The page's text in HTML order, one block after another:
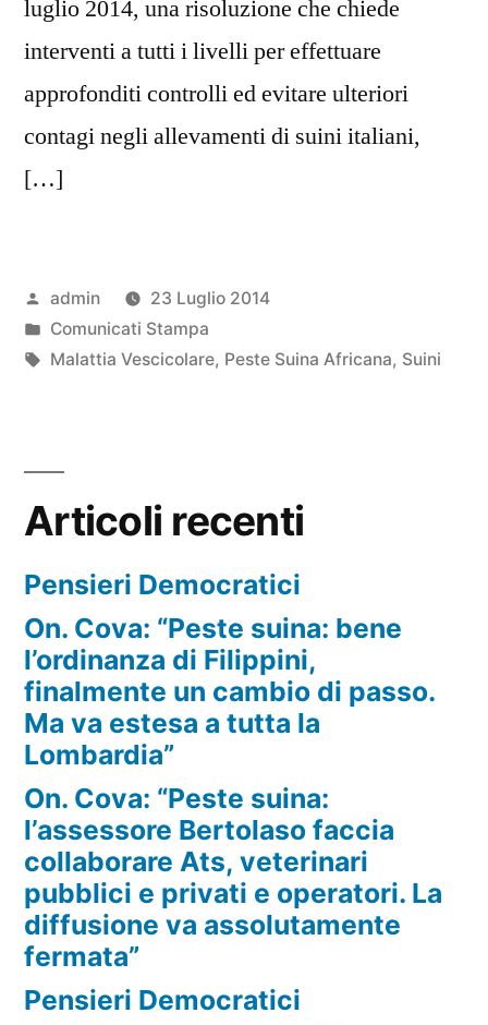
luglio 2014, una risoluzione che chiede
interventi a tutti i livelli per effettuare
approfonditi controlli ed evitare ulteriori
contagi negli allevamenti di suini italiani,
[…]
Pubblicato
da
admin
23 Luglio 2014
Pubblicato
in
Comunicati Stampa
Tag:
Malattia Vescicolare, Peste Suina Africana, Suini
Articoli recenti
Pensieri Democratici
On. Cova: “Peste suina: bene
l’ordinanza di Filippini,
finalmente un cambio di passo.
Ma va estesa a tutta la
Lombardia”
On. Cova: “Peste suina:
l’assessore Bertolaso faccia
collaborare Ats, veterinari
pubblici e privati e operatori. La
diffusione va assolutamente
fermata”
Pensieri Democratici